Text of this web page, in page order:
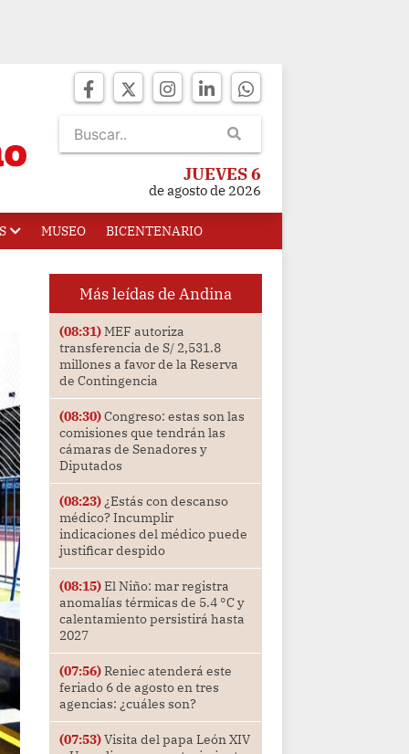
JUEVES 6
de agosto de 2026
MUSEO BICENTENARIO
Más leídas de Andina
(08:31)MEF autoriza
transferencia de S/ 2,531.8
millones a favor de la Reserva
de Contingencia
(08:30)Congreso: estas son las
comisiones que tendrán las
cámaras de Senadores y
Diputados
(08:23)¿Estás con descanso
médico? Incumplir
indicaciones del médico puede
justificar despido
(08:15)El Niño: mar registra
anomalías térmicas de 5.4 °C y
calentamiento persistirá hasta
2027
(07:56)Reniec atenderá este
feriado 6 de agosto en tres
agencias: ¿cuáles son?
(07:53)Visita del papa León XIV